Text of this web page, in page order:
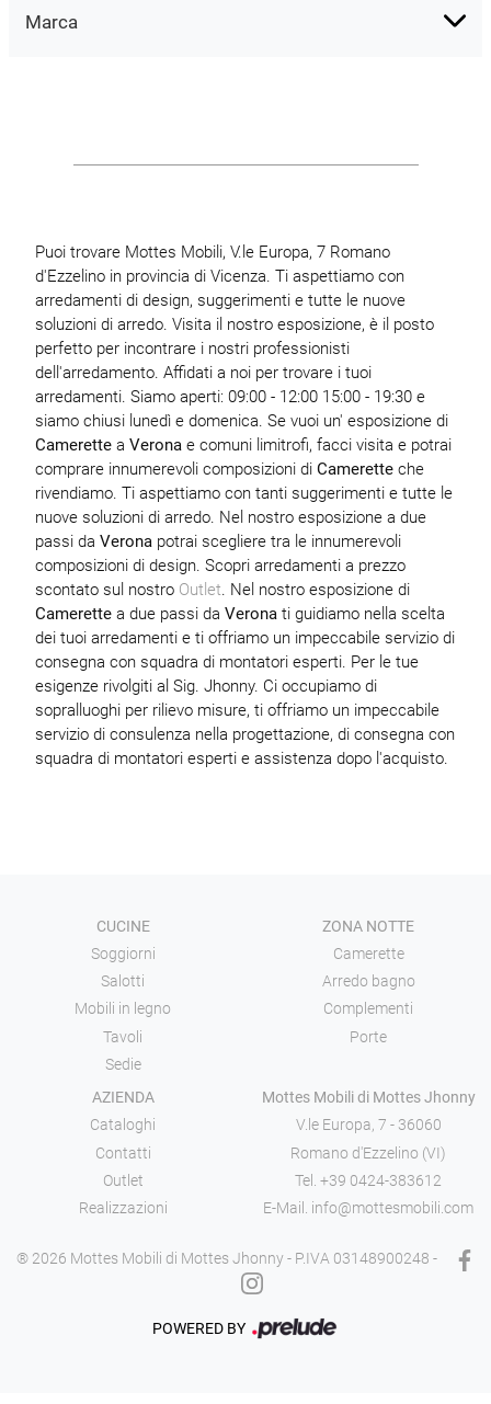
Marca
Puoi trovare Mottes Mobili, V.le Europa, 7 Romano
d'Ezzelino in provincia di Vicenza. Ti aspettiamo con
arredamenti di design, suggerimenti e tutte le nuove
soluzioni di arredo. Visita il nostro esposizione, è il posto
perfetto per incontrare i nostri professionisti
dell'arredamento. Affidati a noi per trovare i tuoi
arredamenti. Siamo aperti: 09:00 - 12:00 15:00 - 19:30 e
siamo chiusi lunedì e domenica. Se vuoi un' esposizione di
Camerettea Veronae comuni limitrofi, facci visita e potrai
comprare innumerevoli composizioni di Cameretteche
rivendiamo. Ti aspettiamo con tanti suggerimenti e tutte le
nuove soluzioni di arredo. Nel nostro esposizione a due
passi da Veronapotrai scegliere tra le innumerevoli
composizioni di design. Scopri arredamenti a prezzo
scontato sul nostro Outlet. Nel nostro esposizione di
Camerettea due passi da Veronati guidiamo nella scelta
dei tuoi arredamenti e ti offriamo un impeccabile servizio di
consegna con squadra di montatori esperti. Per le tue
esigenze rivolgiti al Sig. Jhonny. Ci occupiamo di
sopralluoghi per rilievo misure, ti offriamo un impeccabile
servizio di consulenza nella progettazione, di consegna con
squadra di montatori esperti e assistenza dopo l'acquisto.
CUCINE
Soggiorni
Salotti
Mobili in legno
Tavoli
Sedie
ZONA NOTTE
Camerette
Arredo bagno
Complementi
Porte
AZIENDA
Cataloghi
Contatti
Outlet
Realizzazioni
Mottes Mobili di Mottes Jhonny
V.le Europa, 7 - 36060
Romano d'Ezzelino (VI)
Tel. +39 0424-383612
E-Mail. info@mottesmobili.com
® 2026 Mottes Mobili di Mottes Jhonny - P.IVA 03148900248 -
POWERED BY